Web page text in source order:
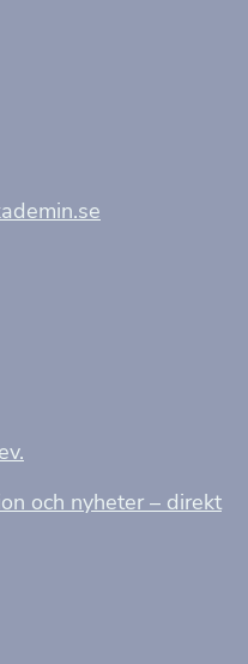
och nyheter – direkt